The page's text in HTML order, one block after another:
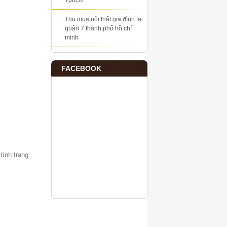
trạng
Thu mua nội thất gia đình tại
quận 7 thành phố hồ chí
minh
FACEBOOK